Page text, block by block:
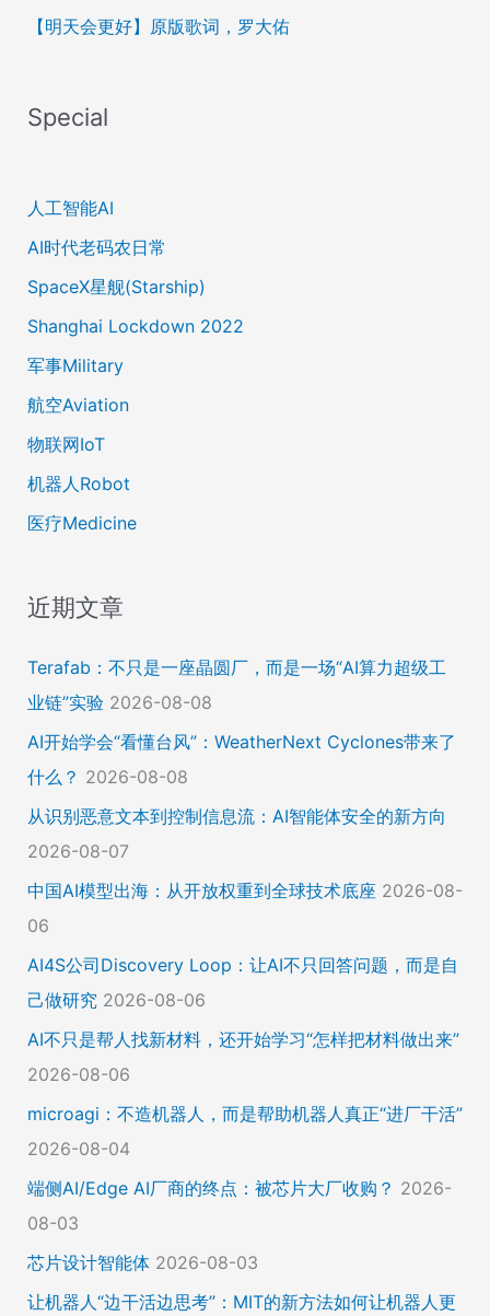
【明天会更好】原版歌词，罗大佑
Special
人工智能AI
AI时代老码农日常
SpaceX星舰(Starship)
Shanghai Lockdown 2022
军事Military
航空Aviation
物联网IoT
机器人Robot
医疗Medicine
近期文章
Terafab：不只是一座晶圆厂，而是一场“AI算力超级工
业链”实验 2026-08-08
AI开始学会“看懂台风”：WeatherNext Cyclones带来了
什么？ 2026-08-08
从识别恶意文本到控制信息流：AI智能体安全的新方向
2026-08-07
中国AI模型出海：从开放权重到全球技术底座 2026-08-
06
AI4S公司Discovery Loop：让AI不只回答问题，而是自
己做研究 2026-08-06
AI不只是帮人找新材料，还开始学习“怎样把材料做出来”
2026-08-06
microagi：不造机器人，而是帮助机器人真正“进厂干活”
2026-08-04
端侧AI/Edge AI厂商的终点：被芯片大厂收购？ 2026-
08-03
芯片设计智能体 2026-08-03
让机器人“边干活边思考”：MIT的新方法如何让机器人更